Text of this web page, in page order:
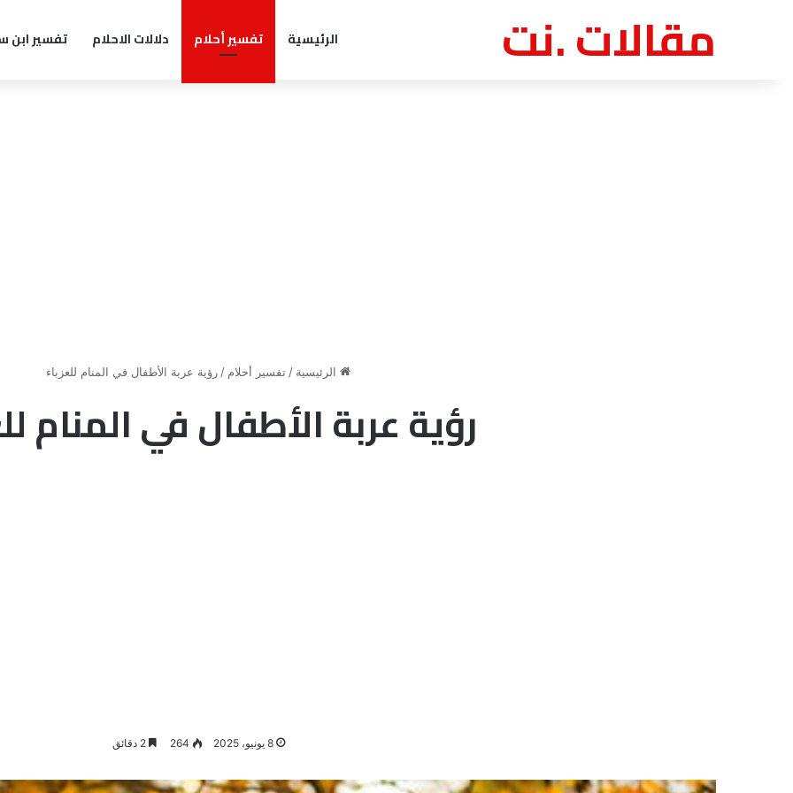
مقالات .نت الرئيسية تفسير أحلام دلالات الاحلام تفسير ابن
الرئيسية / تفسير أحلام / رؤية عربة الأطفال في المنام للعزباء
رؤية عربة الأطفال في المنام
8 يونيو، 2025 264 2 دقائق